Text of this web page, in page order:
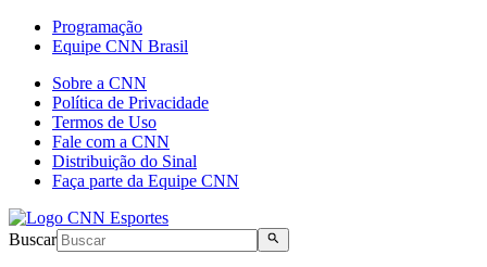
Programação
Equipe CNN Brasil
Sobre a CNN
Política de Privacidade
Termos de Uso
Fale com a CNN
Distribuição do Sinal
Faça parte da Equipe CNN
Buscar